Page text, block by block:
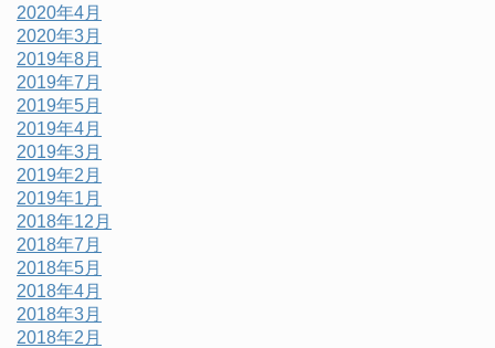
2020年4月
2020年3月
2019年8月
2019年7月
2019年5月
2019年4月
2019年3月
2019年2月
2019年1月
2018年12月
2018年7月
2018年5月
2018年4月
2018年3月
2018年2月